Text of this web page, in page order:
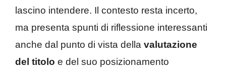
lascino intendere. Il contesto resta incerto,
ma presenta spunti di riflessione interessanti
anche dal punto di vista della valutazione
del titolo e del suo posizionamento